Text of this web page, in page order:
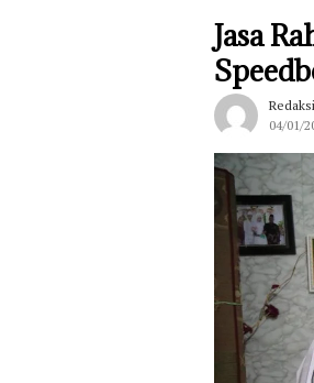
Jasa
Redaksi
04/01/